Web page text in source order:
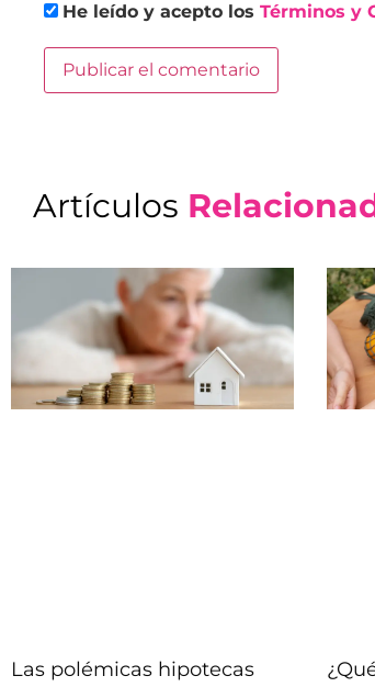
He leído y acepto los Términos y
Artículos
Las polémicas hipotecas